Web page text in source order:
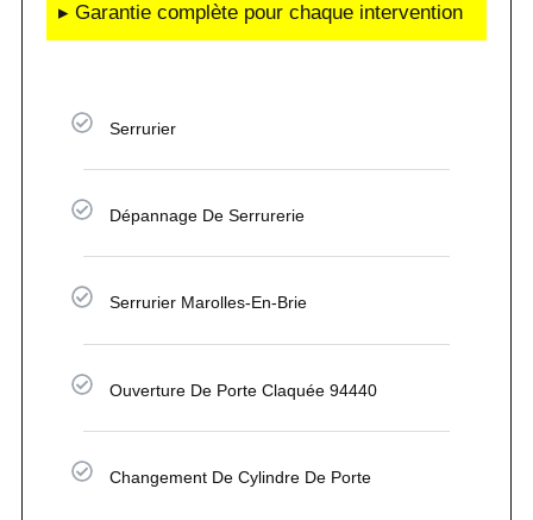
▸ Garantie complète pour chaque intervention
Serrurier
Dépannage De Serrurerie
Serrurier Marolles-En-Brie
Ouverture De Porte Claquée 94440
Changement De Cylindre De Porte